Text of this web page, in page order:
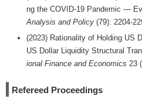
ng the COVID-19 Pandemic —
Analysis and Policy (79): 2204-
(2023) Rationality of Holding US
US Dollar Liquidity Structural
ional Finance and Economics 23
Refereed Proceedings